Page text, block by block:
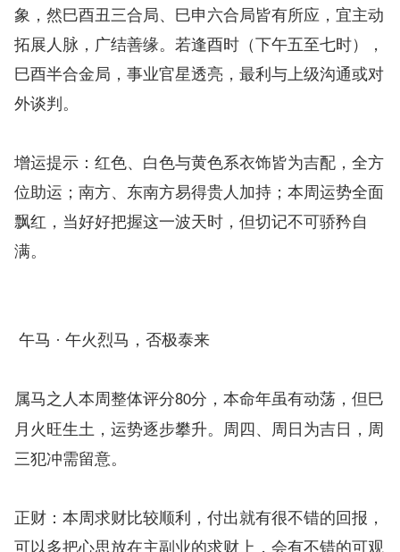
象，然巳酉丑三合局、巳申六合局皆有所应，宜主动
拓展人脉，广结善缘。若逢酉时（下午五至七时），
巳酉半合金局，事业官星透亮，最利与上级沟通或对
外谈判。
增运提示：红色、白色与黄色系衣饰皆为吉配，全方
位助运；南方、东南方易得贵人加持；本周运势全面
飘红，当好好把握这一波天时，但切记不可骄矜自
满。
午马 · 午火烈马，否极泰来
属马之人本周整体评分80分，本命年虽有动荡，但巳
月火旺生土，运势逐步攀升。周四、周日为吉日，周
三犯冲需留意。
正财：本周求财比较顺利，付出就有很不错的回报，
可以多把心思放在主副业的求财上，会有不错的可观